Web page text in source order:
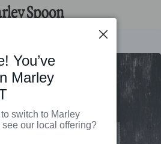
You’ve
Marley
switch to Marley
our local offering?